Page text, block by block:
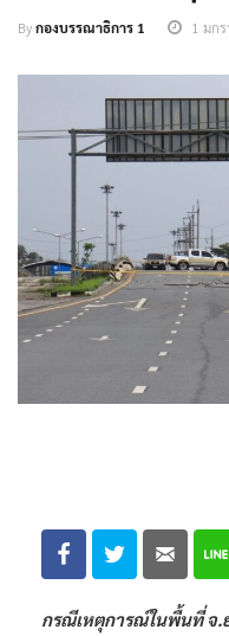
Byกองบรรณาธิการ 1 1 มก
กรณีเหตุการณ์ในพื้นที่ จ.